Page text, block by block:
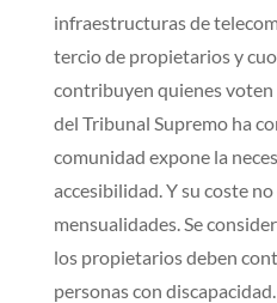
infraestructuras de
tercio de propietarios y
contribuyen quienes voten
del Tribunal Supremo ha
comunidad expone la
accesibilidad. Y su coste
mensualidades. Se
los propietarios deben
personas con